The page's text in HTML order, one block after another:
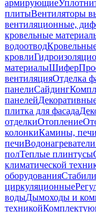
армирующие
плитыВентиляторы
вентиляционные,
кровельные
водоотвод
кровли
материалыШифер
вентиляцияОтделка
панелиСайдинг
панелей
плитка для фасада
отделкиОтопление
колонкиКамины,
печиВодонагреватели
полТеплые плинтусы
климатической
оборудования
циркуляционные
водыДымоходы и
техникой